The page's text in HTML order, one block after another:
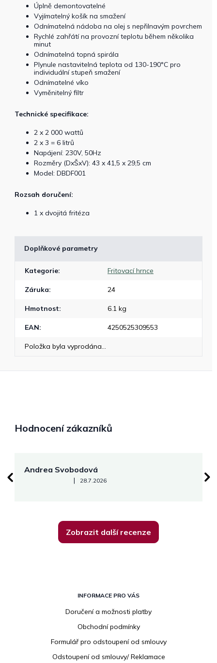
Úplně demontovatelné
Vyjímatelný košík na smažení
Odnímatelná nádoba na olej s nepřilnavým povrchem
Rychlé zahřátí na provozní teplotu během několika
minut
Odnímatelná topná spirála
Plynule nastavitelná teplota od 130-190°C pro
individuální stupeň smažení
Odnímatelné víko
Vyměnitelný filtr
Technické specifikace:
2 x 2 000 wattů
2 x 3 = 6 litrů
Napájení: 230V, 50Hz
Rozměry (DxŠxV): 43 x 41,5 x 29,5 cm
Model: DBDF001
Rozsah doručení:
1 x dvojitá fritéza
Doplňkové parametry
Kategorie: Fritovací hrnce
Záruka: 24
Hmotnost: 6.1 kg
EAN: 4250525309553
Položka byla vyprodána…
Hodnocení zákazníků
Andrea Svobodová
Hodnocení obchodu je 5 z 5 hvězdiček.
| 28.7.2026
Zobrazit další recenze
INFORMACE PRO VÁS
Doručení a možnosti platby
Obchodní podmínky
Formulář pro odstoupení od smlouvy
Odstoupení od smlouvy/ Reklamace